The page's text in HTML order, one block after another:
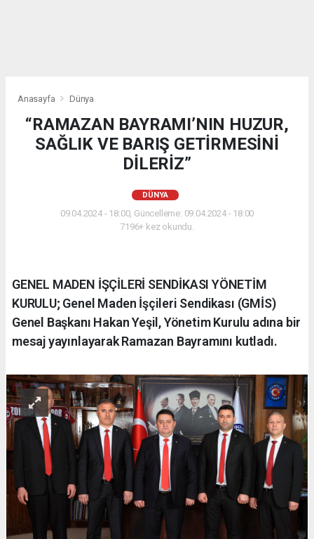
Anasayfa Dünya
“RAMAZAN BAYRAMI’NIN HUZUR,
SAĞLIK VE BARIŞ GETİRMESİNİ
DİLERİZ”
DÜNYA
09.04.2024 - 18:00, Güncelleme: 09.04.2024 - 18:00
7196+ kez okundu.
GENEL MADEN İŞÇİLERİ SENDİKASI YÖNETİM
KURULU; Genel Maden İşçileri Sendikası (GMİS)
Genel Başkanı Hakan Yeşil, Yönetim Kurulu adına bir
mesaj yayınlayarak Ramazan Bayramını kutladı.